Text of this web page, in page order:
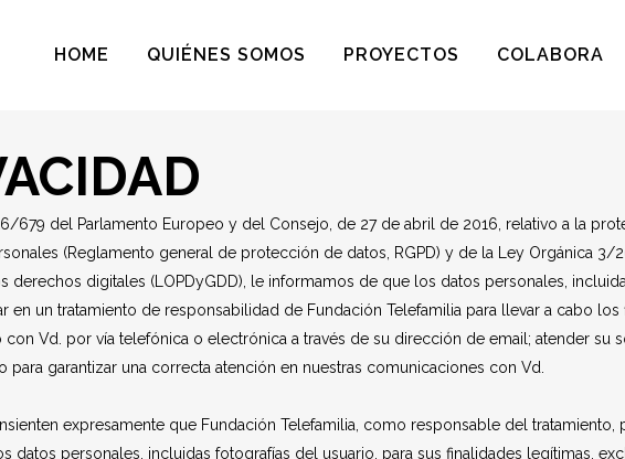
HOME QUIÉNES SOMOS PROYECTOS COLABORA
679 del Parlamento Europeo y del Consejo, de 27 de abril de 2016, relativo a la
(Reglamento general de protección de datos, RGPD) y de la Ley Orgánica 3/
digitales (LOPDyGDD), le informamos de que los datos personales,
un tratamiento de responsabilidad de Fundación Telefamilia para llevar a cabo los
Vd. por vía telefónica o electrónica a través de su dirección de email; atender su
garantizar una correcta atención en nuestras comunicaciones con Vd.
expresamente que Fundación Telefamilia, como responsable del tratamiento,
datos personales, incluidas fotografías del usuario, para sus finalidades legítimas,